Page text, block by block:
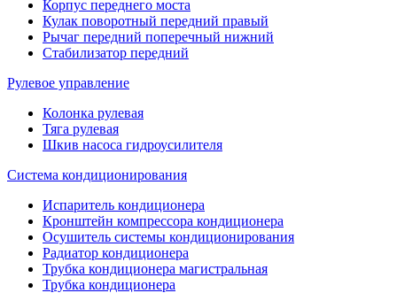
Корпус переднего моста
Кулак поворотный передний правый
Рычаг передний поперечный нижний
Стабилизатор передний
Рулевое управление
Колонка рулевая
Тяга рулевая
Шкив насоса гидроусилителя
Система кондиционирования
Испаритель кондиционера
Кронштейн компрессора кондиционера
Осушитель системы кондиционирования
Радиатор кондиционера
Трубка кондиционера магистральная
Трубка кондиционера